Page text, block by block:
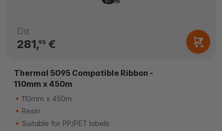
Da
281,95€
Thermal 5095 Compatible Ribbon -
110mm x 450m
110mm x 450m
Resin
Suitable for PP/PET labels